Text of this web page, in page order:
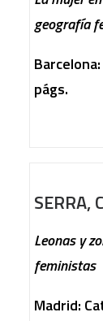
geografía
págs.
SERRA,
Leonas y
feministas
Madrid: